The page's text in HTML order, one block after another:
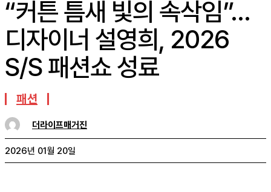
“커튼 틈새 빛의 속삭임”…
디자이너 설영희, 2026
S/S 패션쇼 성료
패션
더라이프매거진
2026년 01월 20일